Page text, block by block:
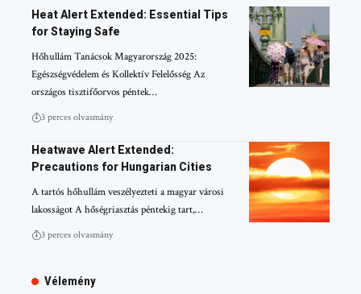
Heat Alert Extended: Essential Tips
for Staying Safe
Hőhullám Tanácsok Magyarország 2025:
Egészségvédelem és Kollektív Felelősség Az
országos tisztifőorvos péntek…
3 perces olvasmány
Heatwave Alert Extended:
Precautions for Hungarian Cities
A tartós hőhullám veszélyezteti a magyar városi
lakosságot A hőségriasztás péntekig tart,…
3 perces olvasmány
Vélemény